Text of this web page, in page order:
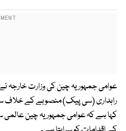
عوامی جمہوریہ چین کی وزارت خارجہ
راہداری (سی پیک) منصوبے کے خلاف
کہا ہے کہ عوامی جمہوریہ چین